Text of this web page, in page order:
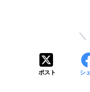
ポスト シ